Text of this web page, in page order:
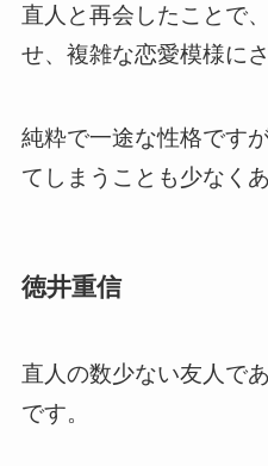
直人と再会したことで
せ、複雑な恋愛模様に
純粋で一途な性格です
てしまうことも少なく
徳井重信
直人の数少ない友人で
です。